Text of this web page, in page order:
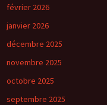
février 2026
janvier 2026
décembre 2025
novembre 2025
octobre 2025
septembre 2025